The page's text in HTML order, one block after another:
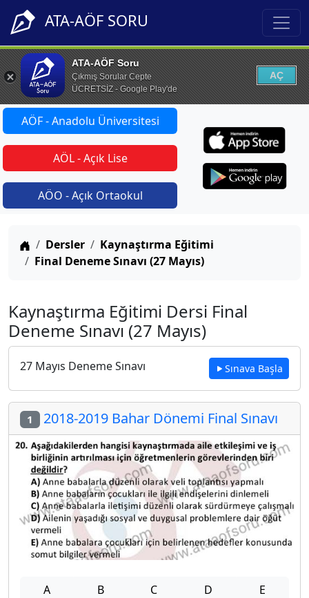
ATA-AÖF SORU
ATA-AÖF Soru
Çıkmış Sorular Cepte
ÜCRETSİZ - Google Play'de
AÇ
AÖF - Anadolu Üniversitesi
AÖL - Açık Lise
AÖO - Açık Ortaokul
Anasayfa
Dersler
Kaynaştırma Eğitimi
Final Deneme Sınavı (27 Mayıs)
Kaynaştırma Eğitimi Dersi Final
Deneme Sınavı (27 Mayıs)
27 Mayıs Deneme Sınavı Sınava Başla
1 2018-2019 Bahar Dönemi Final Sınavı
A B C D E